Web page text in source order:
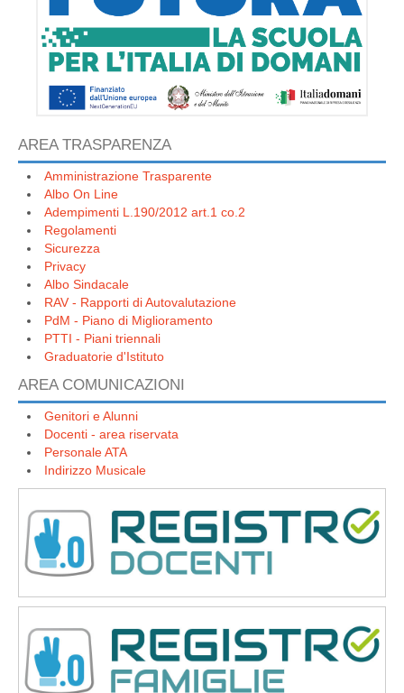
AREA TRASPARENZA
Amministrazione Trasparente
Albo On Line
Adempimenti L.190/2012 art.1 co.2
Regolamenti
Sicurezza
Privacy
Albo Sindacale
RAV - Rapporti di Autovalutazione
PdM - Piano di Miglioramento
PTTI - Piani triennali
Graduatorie d'Istituto
AREA COMUNICAZIONI
Genitori e Alunni
Docenti - area riservata
Personale ATA
Indirizzo Musicale